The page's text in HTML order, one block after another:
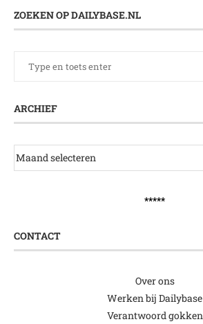
ZOEKEN OP DAILYBASE.NL
ARCHIEF
*****
CONTACT
Over ons
Werken bij Dailybase
Verantwoord gokken